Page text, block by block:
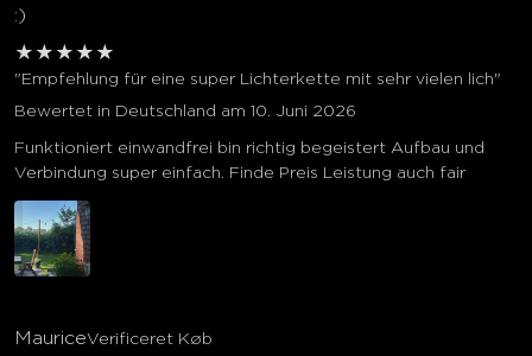
:)
★ ★ ★ ★ ★
"Empfehlung für eine super Lichterkette mit sehr vielen lich"
Bewertet in Deutschland am 10. Juni 2026
Funktioniert einwandfrei bin richtig begeistert Aufbau und
Verbindung super einfach. Finde Preis Leistung auch fair
MauriceVerificeret Køb